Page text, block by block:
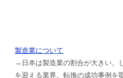
製造業について
→日本は製造業の割合が大きい。
を迎える業界。転換の成功事例を